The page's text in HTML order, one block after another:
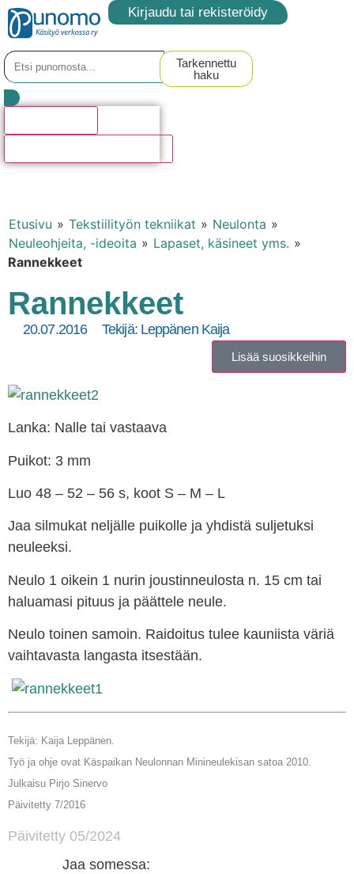
Kirjaudu tai rekisteröidy
Tarkennettu
haku
Etusivu » Tekstiilityön tekniikat » Neulonta »
Neuleohjeita, -ideoita » Lapaset, käsineet yms. »
Rannekkeet
Rannekkeet
20.07.2016 Tekijä:Leppänen Kaija
Lisää suosikkeihin
Lanka: Nalle tai vastaava
Puikot: 3 mm
Luo 48 – 52 – 56 s, koot S – M – L
Jaa silmukat neljälle puikolle ja yhdistä suljetuksi
neuleeksi.
Neulo 1 oikein 1 nurin joustinneulosta n. 15 cm tai
haluamasi pituus ja päättele neule.
Neulo toinen samoin. Raidoitus tulee kauniista väriä
vaihtavasta langasta itsestään.
Tekijä: Kaija Leppänen.
Työ ja ohje ovat Käspaikan Neulonnan Minineulekisan satoa 2010.
Julkaisu Pirjo Sinervo
Päivitetty 7/2016
Päivitetty 05/2024
Jaa somessa: